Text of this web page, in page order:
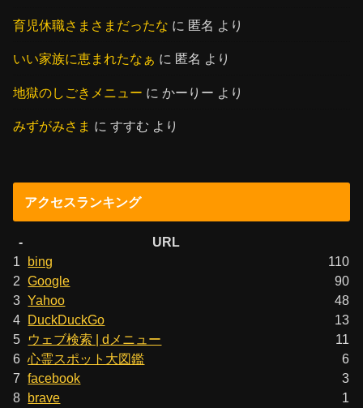
育児休職さまさまだったな に 匿名 より
いい家族に恵まれたなぁ に 匿名 より
地獄のしごきメニュー にかーりー より
みずがみさま にすすむ より
アクセスランキング
-
URL
1
bing
110
2 Google
90
3 Yahoo
48
4 DuckDuckGo
13
5
ウェブ検索 | dメニュー
11
6 心霊スポット大図鑑
6
7 facebook
3
8 brave
1